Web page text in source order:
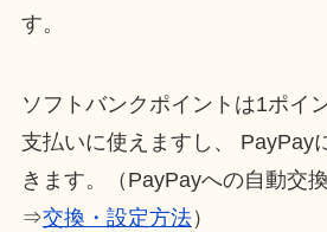
す。
ソフトバンクポイントは1ポイ
支払いに使えますし、 PayPay
きます。（PayPayへの自動交
⇒交換・設定方法）